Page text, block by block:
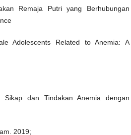
Remaja Putri yang Berhubungan
Adolescents Related to Anemia: A
Sikap dan Tindakan Anemia dengan
2019;